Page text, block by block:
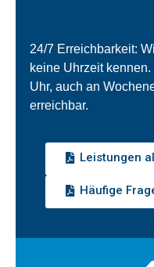
24/7 Erreichbarkeit:
keine Uhrzeit
Uhr, auch an
erreichbar.
Leistungen
Häufige